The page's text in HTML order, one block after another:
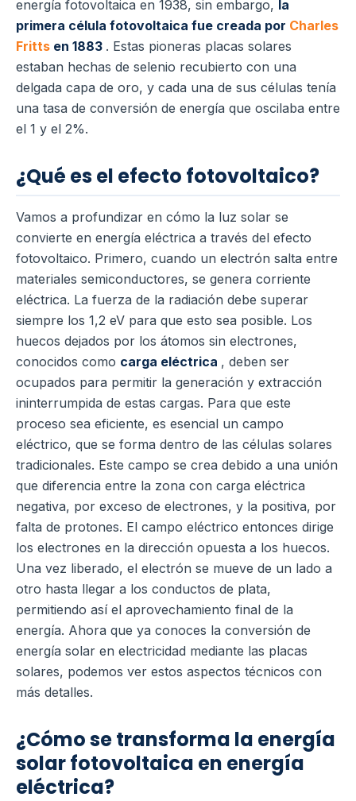
energía fotovoltaica en 1938, sin embargo, la
primera célula fotovoltaica fue creada por Charles
Fritts en 1883 . Estas pioneras placas solares
estaban hechas de selenio recubierto con una
delgada capa de oro, y cada una de sus células tenía
una tasa de conversión de energía que oscilaba entre
el 1 y el 2%.
¿Qué es el efecto fotovoltaico?
Vamos a profundizar en cómo la luz solar se
convierte en energía eléctrica a través del efecto
fotovoltaico. Primero, cuando un electrón salta entre
materiales semiconductores, se genera corriente
eléctrica. La fuerza de la radiación debe superar
siempre los 1,2 eV para que esto sea posible. Los
huecos dejados por los átomos sin electrones,
conocidos como carga eléctrica , deben ser
ocupados para permitir la generación y extracción
ininterrumpida de estas cargas. Para que este
proceso sea eficiente, es esencial un campo
eléctrico, que se forma dentro de las células solares
tradicionales. Este campo se crea debido a una unión
que diferencia entre la zona con carga eléctrica
negativa, por exceso de electrones, y la positiva, por
falta de protones. El campo eléctrico entonces dirige
los electrones en la dirección opuesta a los huecos.
Una vez liberado, el electrón se mueve de un lado a
otro hasta llegar a los conductos de plata,
permitiendo así el aprovechamiento final de la
energía. Ahora que ya conoces la conversión de
energía solar en electricidad mediante las placas
solares, podemos ver estos aspectos técnicos con
más detalles.
¿Cómo se transforma la energía
solar fotovoltaica en energía
eléctrica?